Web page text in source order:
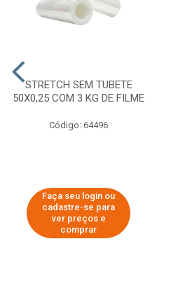
STRETCH SEM TUBETE
50X0,25 COM 3 KG DE FILME
Código: 64496
Faça seu login ou
cadastre-se para
ver preços e
comprar